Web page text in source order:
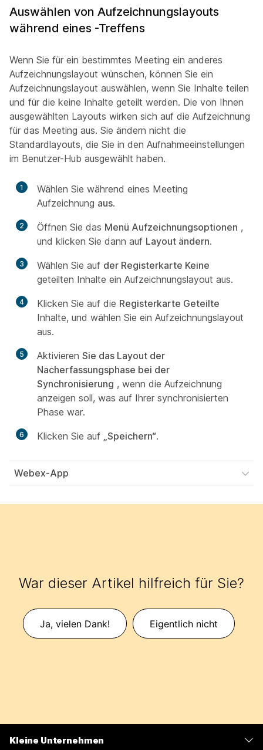
Auswählen von Aufzeichnungslayouts
während eines -Treffens
Wenn Sie für ein bestimmtes Meeting ein anderes
Aufzeichnungslayout wünschen, können Sie ein
Aufzeichnungslayout auswählen, wenn Sie Inhalte teilen
und für die keine Inhalte geteilt werden. Die von Ihnen
ausgewählten Layouts wirken sich auf die Aufzeichnung
für das Meeting aus. Sie ändern nicht die
Standardlayouts, die Sie in den Aufnahmeeinstellungen
im Benutzer-Hub ausgewählt haben.
1
Wählen Sie während eines Meeting
Aufzeichnung aus.
2 Öffnen Sie das Menü Aufzeichnungsoptionen ,
und klicken Sie dann auf Layout ändern.
3 Wählen Sie auf der Registerkarte Keine
geteilten Inhalte ein Aufzeichnungslayout aus.
4 Klicken Sie auf die Registerkarte Geteilte
Inhalte, und wählen Sie ein Aufzeichnungslayout
aus.
5 Aktivieren Sie das Layout der
Nacherfassungsphase bei der
Synchronisierung , wenn die Aufzeichnung
anzeigen soll, was auf Ihrer synchronisierten
Phase war.
6 Klicken Sie auf „Speichern“.
Webex-App
War dieser Artikel hilfreich für Sie?
Ja, vielen Dank! Eigentlich nicht
Kleine Unternehmen